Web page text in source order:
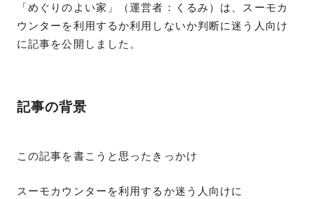
「めぐりのよい家」（運営者：くるみ）は、スーモカ
ウンターを利用するか利用しないか判断に迷う人向け
に記事を公開しました。
記事の背景
この記事を書こうと思ったきっかけ
スーモカウンターを利用するか迷う人向けに